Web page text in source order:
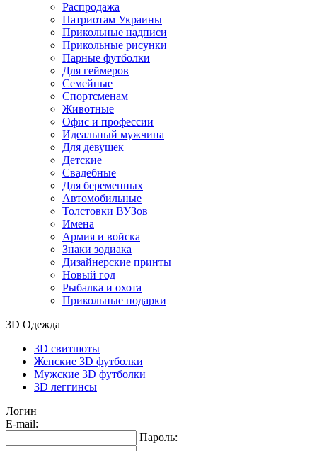
Распродажа
Патриотам Украины
Прикольные надписи
Прикольные рисунки
Парные футболки
Для геймеров
Семейные
Спортсменам
Животные
Офис и профессии
Идеальный мужчина
Для девушек
Детские
Свадебные
Для беременных
Автомобильные
Толстовки ВУЗов
Имена
Армия и войска
Знаки зодиака
Дизайнерские принты
Новый год
Рыбалка и охота
Прикольные подарки
3D Одежда
3D свитшоты
Женские 3D футболки
Мужские 3D футболки
3D леггинсы
Логин
E-mail:
Пароль: